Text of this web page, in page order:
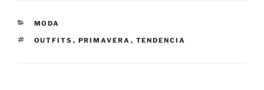
CATEGORÍAS
MODA
ETIQUETAS
OUTFITS , PRIMAVERA , TENDENCIA